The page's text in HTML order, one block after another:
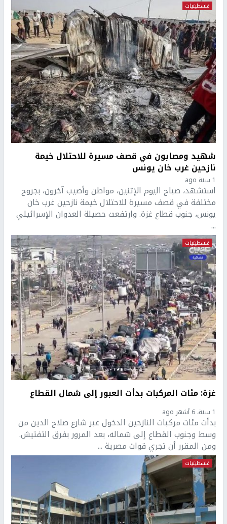
فلسطينيات
شهيد ومصابون في قصف مسيرة للاحتلال خيمة
نازحين غرب خان يونس
1 سنة ago
استشهد، صباح اليوم الإثنين، مواطن وأصيب آخرون، بجروح
مختلفة في قصف مسيرة للاحتلال خيمة نازحين غرب خان
يونس، جنوب قطاع غزة. وارتفعت حصيلة العدوان الإسرائيلي
...
فلسطينيات
غزة: مئات المركبات بدأت العبور إلى شمال القطاع
1 سنة، 6 أشهر ago
بدأت مئات مركبات النازحين الدخول عبر شارع صلاح الدين من
وسط وجنوب القطاع إلى شماله، بعد المرور بفرق التفتيش.
ومن المقرر أن تجري قوات مصرية ...
فلسطينيات